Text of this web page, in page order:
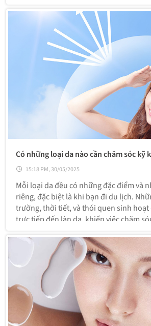
thực hiện tẩy tế
Có những loại da nào cần chăm sóc kỹ
15:18 PM, 30/05/2025
Mỗi loại da đều có những đặc điểm và
riêng, đặc biệt là khi bạn đi du lịch.
trường, thời tiết, và thói quen sinh
trực tiếp đến làn da, khiến việc chăm
loại da cần